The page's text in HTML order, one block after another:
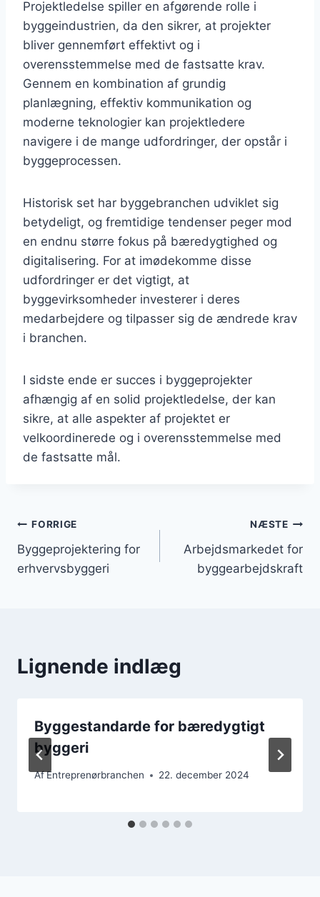
Projektledelse spiller en afgørende rolle i
byggeindustrien, da den sikrer, at projekter
bliver gennemført effektivt og i
overensstemmelse med de fastsatte krav.
Gennem en kombination af grundig
planlægning, effektiv kommunikation og
moderne teknologier kan projektledere
navigere i de mange udfordringer, der opstår i
byggeprocessen.
Historisk set har byggebranchen udviklet sig
betydeligt, og fremtidige tendenser peger mod
en endnu større fokus på bæredygtighed og
digitalisering. For at imødekomme disse
udfordringer er det vigtigt, at
byggevirksomheder investerer i deres
medarbejdere og tilpasser sig de ændrede krav
i branchen.
I sidste ende er succes i byggeprojekter
afhængig af en solid projektledelse, der kan
sikre, at alle aspekter af projektet er
velkoordinerede og i overensstemmelse med
de fastsatte mål.
Indlægsnavigation
FORRIGE
Byggeprojektering for
erhvervsbyggeri
NÆSTE
Arbejdsmarkedet for
byggearbejdskraft
Lignende indlæg
Byggestandarde for bæredygtigt
byggeri
AfEntreprenørbranchen 22. december 2024